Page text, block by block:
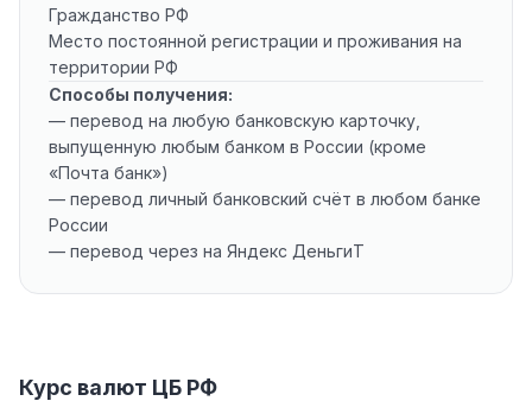
Гражданство РФ
Место постоянной регистрации и проживания на
территории РФ
Способы получения:
— перевод на любую банковскую карточку,
выпущенную любым банком в России (кроме
«Почта банк»)
— перевод личный банковский счёт в любом банке
России
— перевод через на Яндекс ДеньгиT
Курс валют ЦБ РФ